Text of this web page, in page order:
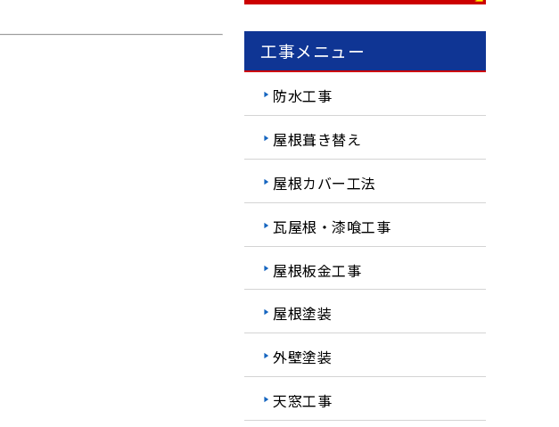
工事メニュー
防水工事
屋根葺き替え
屋根カバー工法
瓦屋根・漆喰工事
屋根板金工事
屋根塗装
外壁塗装
天窓工事